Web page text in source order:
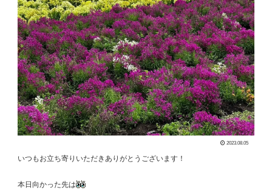
2023.08.05
いつもお立ち寄りいただきありがとうございます！
本日向かった先は